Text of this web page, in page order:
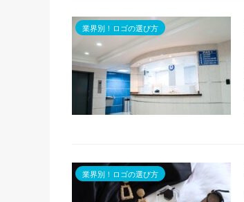
業界別！ロゴの選び方
業界別！ロゴの選び方